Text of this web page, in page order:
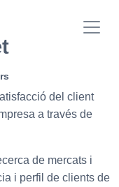
del client
a través de
de mercats i
i perfil de clients de